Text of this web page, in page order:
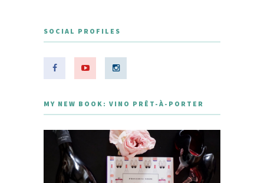
SOCIAL PROFILES
MY NEW BOOK: VINO PRÊT-À-PORTER